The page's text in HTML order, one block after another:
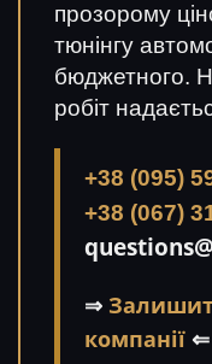
прозорому
тюнінгу
бюджетного.
робіт
+38 (095)
+38 (067)
⇒
компанії ⇐